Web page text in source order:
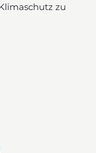
zu